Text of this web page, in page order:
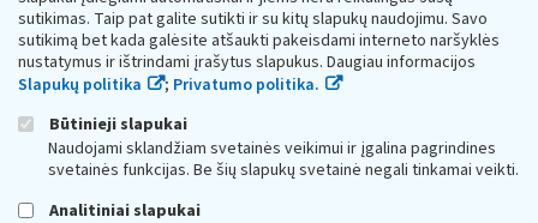
sutikimas. Taip pat galite sutikti ir su kitų slapukų naudojimu. Savo
sutikimą bet kada galėsite atšaukti pakeisdami interneto naršyklės
nustatymus ir ištrindami įrašytus slapukus. Daugiau informacijos
Slapukų politika
; Privatumo politika.
Būtinieji slapukai
Naudojami sklandžiam svetainės veikimui ir įgalina pagrindines
svetainės funkcijas. Be šių slapukų svetainė negali tinkamai veikti.
Analitiniai slapukai
Biudžetinė įstaiga. Juridinio asmens kodas — 188659752,
adresas: Vasario 16-osios g. 14, 01107 Vilnius, Lietuva, el.paštas:
vmi@vmi.lt, E. pristatymo dėžutės adresas 188659752
Duomenys apie Valstybinę mokesčių inspekciją prie Lietuvos
Respublikos finansų ministerijos kaupiami ir saugomi Juridinių